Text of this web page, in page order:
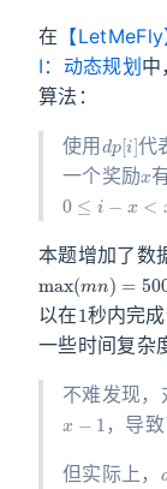
在 【
I：动态规划中
算法：
使用 代
一个奖励
x
i−x<x
本题增加了数
max(mn)=
以在
1
秒内完
一些时间复杂
不难发现，
x−1
，导
但实际上，